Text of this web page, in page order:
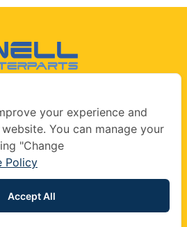
8841|+(66) 02360 8841- 2
wellinterparts
your experience and
You can manage your
"Change
Policy
Accept All